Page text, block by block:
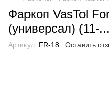
Фаркоп VasTol
(универсал) (11-
Артикул: FR-18 Оставить